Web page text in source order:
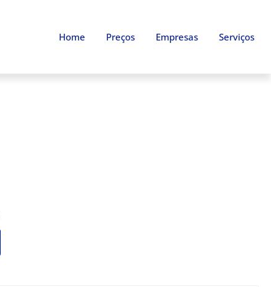
Home Preços Empresas Serviços